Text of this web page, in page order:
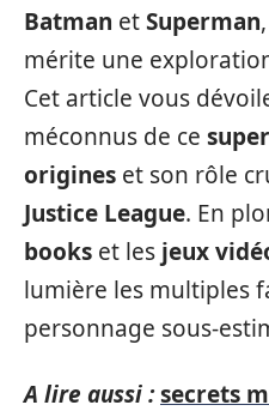
Batman etSuperman
mérite une
Cet article vous
méconnus de ce
origines et son rôle
Justice League. En
books et les jeux
lumière les multiples
personnage sous-
A lire aussi :secrets